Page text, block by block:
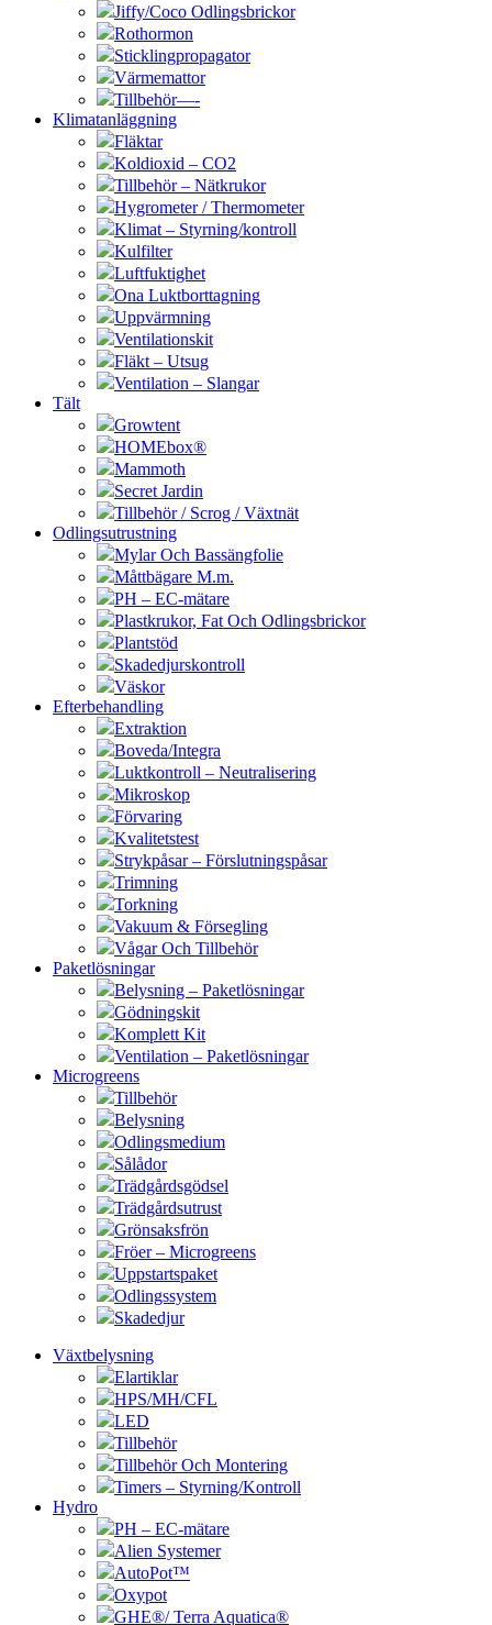
Jiffy/Coco Odlingsbrickor
Rothormon
Sticklingpropagator
Värmemattor
Tillbehör—-
Klimatanläggning
Fläktar
Koldioxid – CO2
Tillbehör – Nätkrukor
Hygrometer / Thermometer
Klimat – Styrning/kontroll
Kulfilter
Luftfuktighet
Ona Luktborttagning
Uppvärmning
Ventilationskit
Fläkt – Utsug
Ventilation – Slangar
Tält
Growtent
HOMEbox®
Mammoth
Secret Jardin
Tillbehör / Scrog / Växtnät
Odlingsutrustning
Mylar Och Bassängfolie
Måttbägare M.m.
PH – EC-mätare
Plastkrukor, Fat Och Odlingsbrickor
Plantstöd
Skadedjurskontroll
Väskor
Efterbehandling
Extraktion
Boveda/Integra
Luktkontroll – Neutralisering
Mikroskop
Förvaring
Kvalitetstest
Strykpåsar – Förslutningspåsar
Trimning
Torkning
Vakuum & Försegling
Vågar Och Tillbehör
Paketlösningar
Belysning – Paketlösningar
Gödningskit
Komplett Kit
Ventilation – Paketlösningar
Microgreens
Tillbehör
Belysning
Odlingsmedium
Sålådor
Trädgårdsgödsel
Trädgårdsutrust
Grönsaksfrön
Fröer – Microgreens
Uppstartspaket
Odlingssystem
Skadedjur
Växtbelysning
Elartiklar
HPS/MH/CFL
LED
Tillbehör
Tillbehör Och Montering
Timers – Styrning/Kontroll
Hydro
PH – EC-mätare
Alien Systemer
AutoPot™
Oxypot
GHE®/ Terra Aquatica®